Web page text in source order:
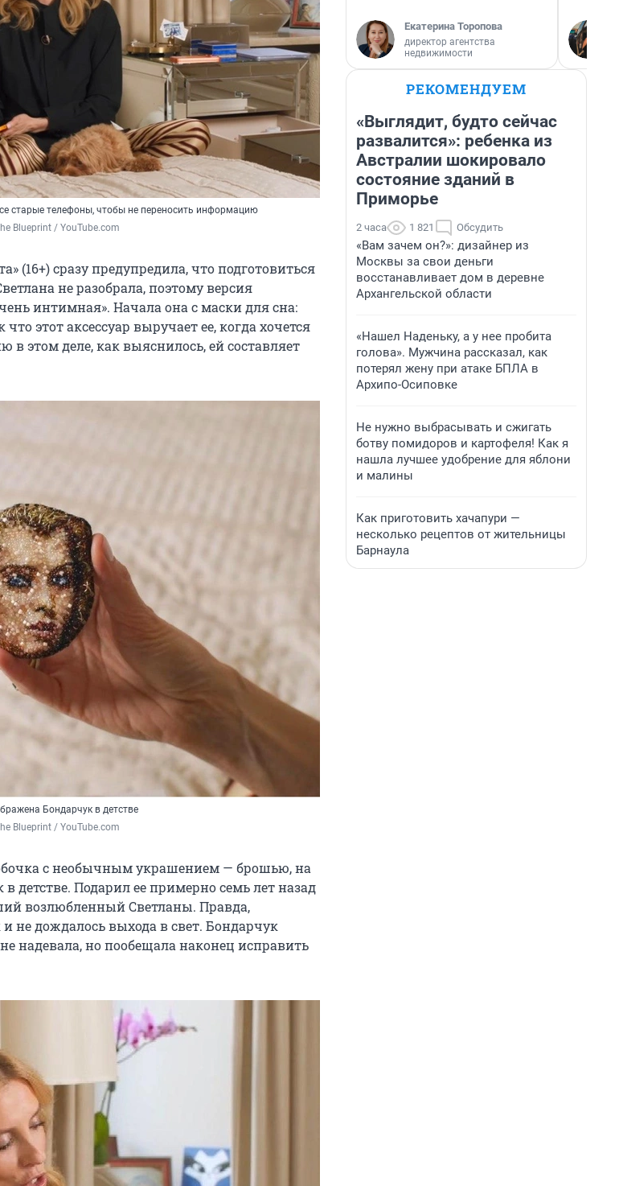
старые телефоны, чтобы не переносить информацию
Blueprint / YouTube.com
(16+) сразу предупредила, что подготовиться
не разобрала, поэтому версия
интимная». Начала она с маски для сна:
этот аксессуар выручает ее, когда хочется
этом деле, как выяснилось, ей составляет
Бондарчук в детстве
Blueprint / YouTube.com
с необычным украшением — брошью, на
детстве. Подарил ее примерно семь лет назад
возлюбленный Светланы. Правда,
не дождалось выхода в свет. Бондарчук
надевала, но пообещала наконец исправить
Екатерина Торопова
директор агентства
недвижимости
РЕКОМЕНДУЕМ
«Выглядит, будто сейчас
развалится»: ребенка из
Австралии шокировало
состояние зданий в
Приморье
2 часа 1 821 Обсудить
«Вам зачем он?»: дизайнер из
Москвы за свои деньги
восстанавливает дом в деревне
Архангельской области
«Нашел Наденьку, а у нее пробита
голова». Мужчина рассказал, как
потерял жену при атаке БПЛА в
Архипо-Осиповке
Не нужно выбрасывать и сжигать
ботву помидоров и картофеля! Как я
нашла лучшее удобрение для яблони
и малины
Как приготовить хачапури —
несколько рецептов от жительницы
Барнаула